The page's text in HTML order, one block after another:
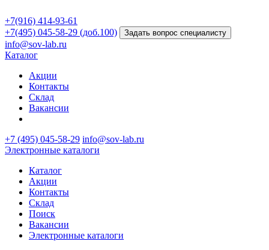
+7(916) 414-93-61
+7(495) 045-58-29 (доб.100)
Задать вопрос специалисту
info@sov-lab.ru
Каталог
Акции
Контакты
Склад
Вакансии
+7 (495) 045-58-29 info@sov-lab.ru
Электронные каталоги
Каталог
Акции
Контакты
Склад
Поиск
Вакансии
Электронные каталоги